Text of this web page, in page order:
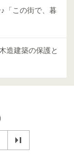
「この街で、暮
造建築の保護と